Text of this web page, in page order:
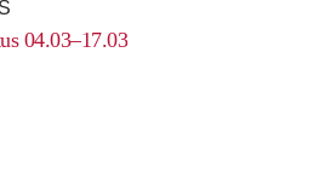
04.03–17.03